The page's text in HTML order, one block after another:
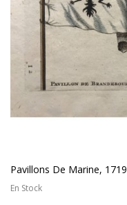
Pavillons De Marine, 1719
En Stock